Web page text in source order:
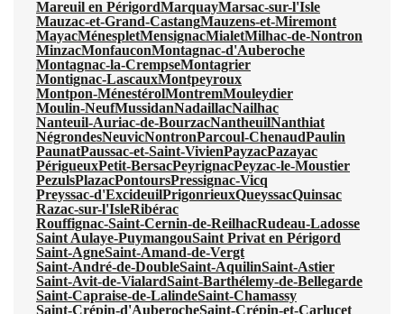
Mareuil en PérigordMarquayMarsac-sur-l'Isle
Mauzac-et-Grand-CastangMauzens-et-Miremont
MayacMénespletMensignacMialetMilhac-de-Nontron
MinzacMonfauconMontagnac-d'Auberoche
Montagnac-la-CrempseMontagrier
Montignac-LascauxMontpeyroux
Montpon-MénestérolMontremMouleydier
Moulin-NeufMussidanNadaillacNailhac
Nanteuil-Auriac-de-BourzacNantheuilNanthiat
NégrondesNeuvicNontronParcoul-ChenaudPaulin
PaunatPaussac-et-Saint-VivienPayzacPazayac
PérigueuxPetit-BersacPeyrignacPeyzac-le-Moustier
PezulsPlazacPontoursPressignac-Vicq
Preyssac-d'ExcideuilPrigonrieuxQueyssacQuinsac
Razac-sur-l'IsleRibérac
Rouffignac-Saint-Cernin-de-ReilhacRudeau-Ladosse
Saint Aulaye-PuymangouSaint Privat en Périgord
Saint-AgneSaint-Amand-de-Vergt
Saint-André-de-DoubleSaint-AquilinSaint-Astier
Saint-Avit-de-VialardSaint-Barthélemy-de-Bellegarde
Saint-Capraise-de-LalindeSaint-Chamassy
Saint-Crépin-d'AuberocheSaint-Crépin-et-Carlucet